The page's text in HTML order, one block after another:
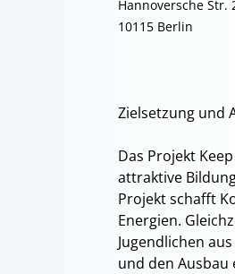
Hannoversche Str.
10115 Berlin
Zielsetzung und
Das Projekt
attraktive
Projekt schafft
Energien.
Jugendlichen
und den Ausbau